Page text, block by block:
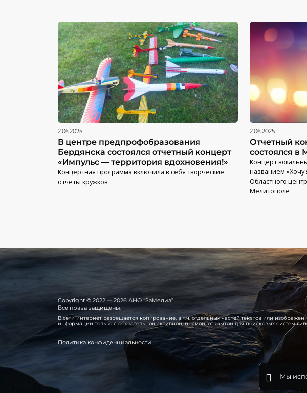
Мы
2.06.2025
В центре предпрофобразования
Бердянска состоялся отчетный концерт
«Импульс — территория вдохновения!»
Концертная программа включила в себя творческие
отчеты кружков
2.06.2025
Отчетный
состоялся в
Концерт
названием «Хочу
Областного
Мелитополе
Copyright © 2022 — 2026 АНО “ЗаМедиа”.
Все права защищены.
В сети интернет разрешается копирование, в т.ч. отдельных частей текстов или
информации только с обязательной активной, прямой, открытой для поисковых систем
Политика конфиденциальности